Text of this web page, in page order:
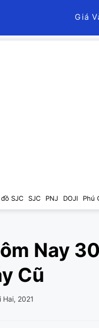
Giá
SJC SJC PNJ DOJI Phú
Nay
Cũ
2021